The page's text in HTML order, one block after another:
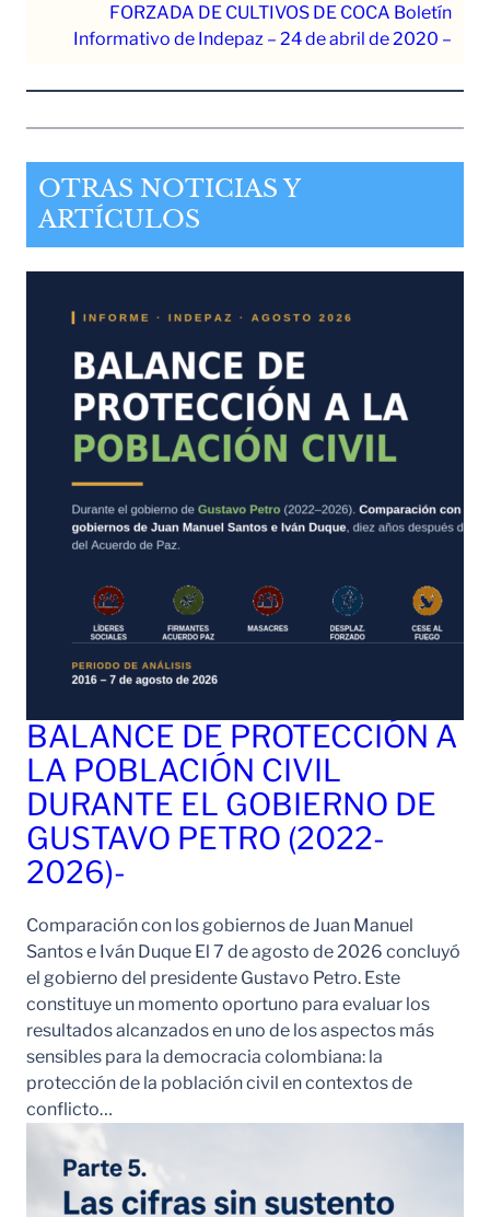
FORZADA DE CULTIVOS DE COCA Boletín
Informativo de Indepaz – 24 de abril de 2020 –
OTRAS NOTICIAS Y
ARTÍCULOS
BALANCE DE PROTECCIÓN A
LA POBLACIÓN CIVIL
DURANTE EL GOBIERNO DE
GUSTAVO PETRO (2022-
2026)-
Comparación con los gobiernos de Juan Manuel
Santos e Iván Duque El 7 de agosto de 2026 concluyó
el gobierno del presidente Gustavo Petro. Este
constituye un momento oportuno para evaluar los
resultados alcanzados en uno de los aspectos más
sensibles para la democracia colombiana: la
protección de la población civil en contextos de
conflicto…